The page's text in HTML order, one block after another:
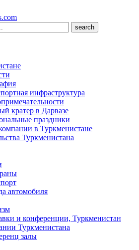
инфраструктура
кратер в Дарвазе
праздники
в Туркменистане
Туркменистана
автомобиля
и конференции, Туркменистан
Туркменистана
залы